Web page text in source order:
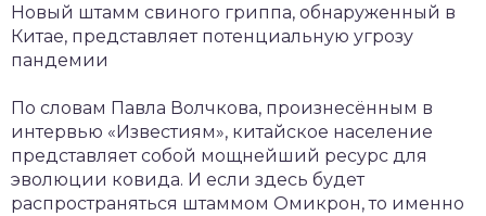
Новый штамм свиного гриппа, обнаруженный в
Китае, представляет потенциальную угрозу
пандемии
По словам Павла Волчкова, произнесённым в
интервью «Известиям», китайское население
представляет собой мощнейший ресурс для
эволюции ковида. И если здесь будет
распространяться штаммом Омикрон, то именно